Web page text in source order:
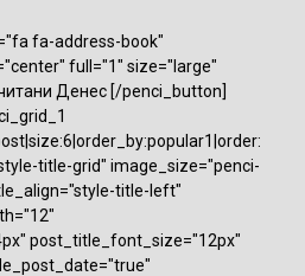
fa-address-book"
full="1" size="large"
Денес [/penci_button]
title-grid" image_size="penci-
title-left"
post_title_font_size="12px"